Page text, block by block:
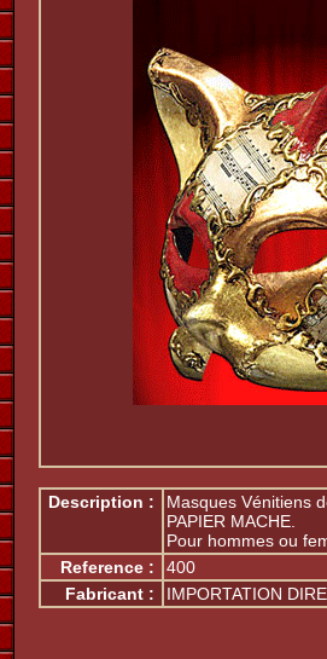
Description :
Masques Vénitiens
PAPIER MACHE.
Pour hommes ou
Reference :
400
Fabricant :
IMPORTATION